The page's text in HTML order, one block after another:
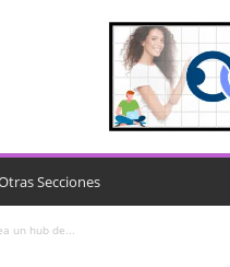
Secciones
un hub de...